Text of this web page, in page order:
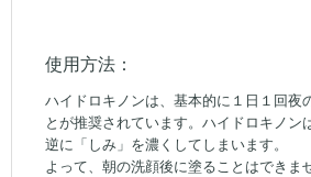
使用方法：
ハイドロキノンは、基本的に１日１回夜
とが推奨されています。ハイドロキノン
逆に「しみ」を濃くしてしまいます。
よって、朝の洗顔後に塗ることはできま